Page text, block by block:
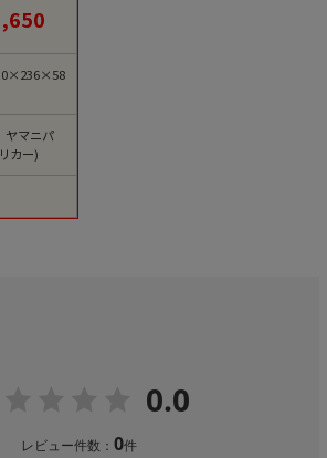
ヤマニパ
カー)
0.0
レビュー件数：0件